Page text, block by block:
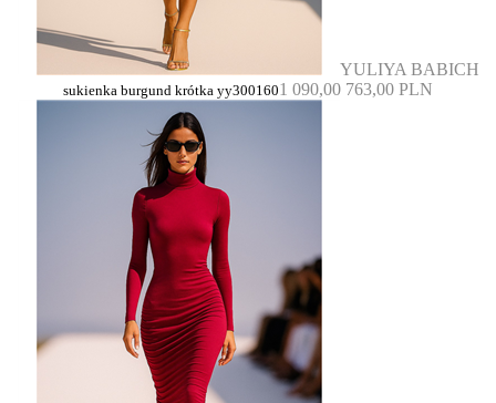
YULIYA BABICH
sukienka burgund krótka yy3001601 090,00 763,00 PLN